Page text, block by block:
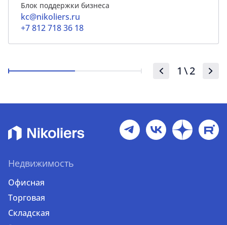
Блок поддержки бизнеса
kc@nikoliers.ru
+7 812 718 36 18
1 \2
Недвижимость
Офисная
Торговая
Складская